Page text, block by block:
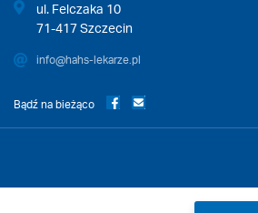
ul. Felczaka 10
71-417 Szczecin
info@hahs-lekarze.pl
Bądź na bieżąco